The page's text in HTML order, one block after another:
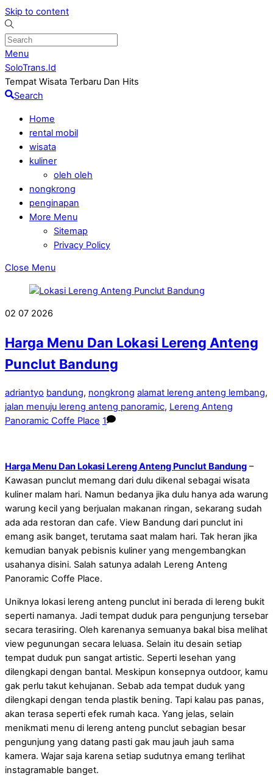
Skip to content
Menu
SoloTrans.Id
Tempat Wisata Terbaru Dan Hits
Search
Home
rental mobil
wisata
kuliner
oleh oleh
nongkrong
penginapan
More Menu
Sitemap
Privacy Policy
Close Menu
02 07 2026
Harga Menu Dan Lokasi Lereng Anteng
Punclut Bandung
adriantyo bandung, nongkrong alamat lereng anteng lembang,
jalan menuju lereng anteng panoramic, Lereng Anteng
Panoramic Coffe Place 1
Harga Menu Dan Lokasi Lereng Anteng Punclut Bandung –
Kawasan punclut memang dari dulu dikenal sebagai wisata
kuliner malam hari. Namun bedanya jika dulu hanya ada warung
warung kecil yang berjualan makanan ringan, sekarang sudah
ada ada restoran dan cafe. View Bandung dari punclut ini
emang asik banget, terutama saat malam hari. Tak heran jika
kemudian banyak pebisnis kuliner yang mengembangkan
usahanya disini. Salah satunya adalah Lereng Anteng
Panoramic Coffe Place.
Uniknya lokasi lereng anteng punclut ini berada di lereng bukit
seperti namanya. Jadi tempat duduk para pengunjung tersebar
secara terasiring. Oleh karenanya semuanya bakal bisa melihat
view pegunungan secara leluasa. Selain itu desain setiap
tempat duduk pun sangat artistic. Seperti lesehan yang
dilengkapi dengan bantal. Meskipun konsepnya outdoor, kamu
gak perlu takut kehujanan. Sebab ada tempat duduk yang
dilengkapi dengan tenda plastik bening. Tapi kalau pas panas,
akan terasa seperti efek rumah kaca. Yang jelas, selain
menikmati menu di lereng anteng punclut sebagian besar
pengunjung yang datang pasti gak mau jauh jauh sama
kamera. Wajar saja karena setiap sudutnya emang terlihat
instagramable banget.